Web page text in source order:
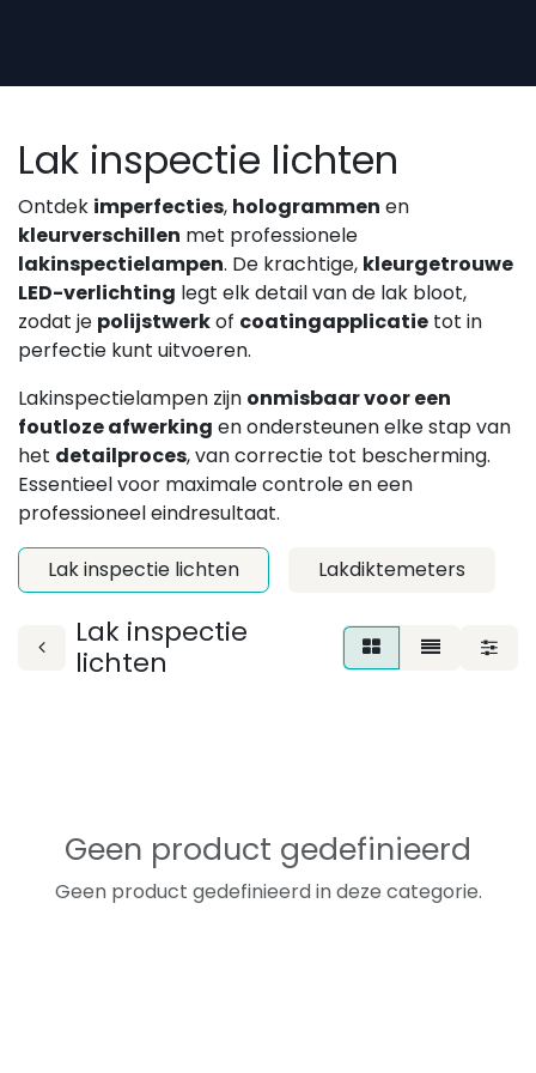
Lak inspectie lichten
Ontdek imperfecties, hologrammen en
kleurverschillen met professionele
lakinspectielampen. De krachtige, kleurgetrouwe
LED-verlichting legt elk detail van de lak bloot,
zodat je polijstwerkof coatingapplicatie tot in
perfectie kunt uitvoeren.
Lakinspectielampen zijn onmisbaar voor een
foutloze afwerking en ondersteunen elke stap van
het detailproces, van correctie tot bescherming.
Essentieel voor maximale controle en een
professioneel eindresultaat.
Lak inspectie lichten Lakdiktemeters
Lak inspectie
lichten
Geen product gedefinieerd
Geen product gedefinieerd in deze categorie.